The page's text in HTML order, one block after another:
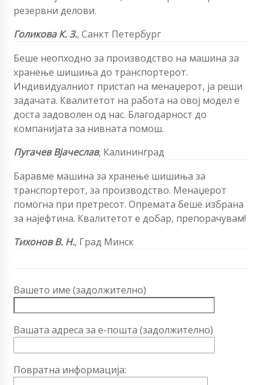
резервни делови.
Голикова К. З.,Санкт Петербург
Беше неопходно за производство на машина за
хранење шишиња до транспортерот.
Индивидуалниот пристап на менаџерот, ја реши
задачата. Квалитетот на работа на овој модел е
доста задоволен од нас. Благодарност до
компанијата за нивната помош.
Пугачев Вјачеслав, Калининград
Баравме машина за хранење шишиња за
транспортерот, за производство. Менаџерот
помогна при претресот. Опремата беше избрана
за најефтина. Квалитетот е добар, препорачувам!
Тихонов В. Н., Град Минск
Вашето име (задолжително)
Вашата адреса за е-пошта (задолжително)
Повратна информација: